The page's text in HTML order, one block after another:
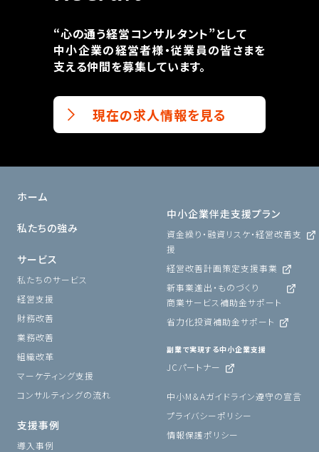
“心の通う経営コンサルタント”として
中小企業の経営者様・従業員の皆さまを
支える仲間を募集しています。
現在の求人情報を見る
ホーム
私たちの強み
サービス
私たちのサービス
経営支援
財務改善
業務改善
組織改革
マーケティング支援
コンサルティングの流れ
支援事例
導入事例
中小企業伴走支援プラン
資金繰り・融資リスケ・経営改善支
援
経営改善計画策定支援事業
新事業進出・ものづくり
商業サービス補助金サポート
省力化投資補助金サポート
副業で実現する中小企業支援
JCパートナー
中小M＆Aガイドライン遵守の宣言
プライバシーポリシー
情報保護ポリシー